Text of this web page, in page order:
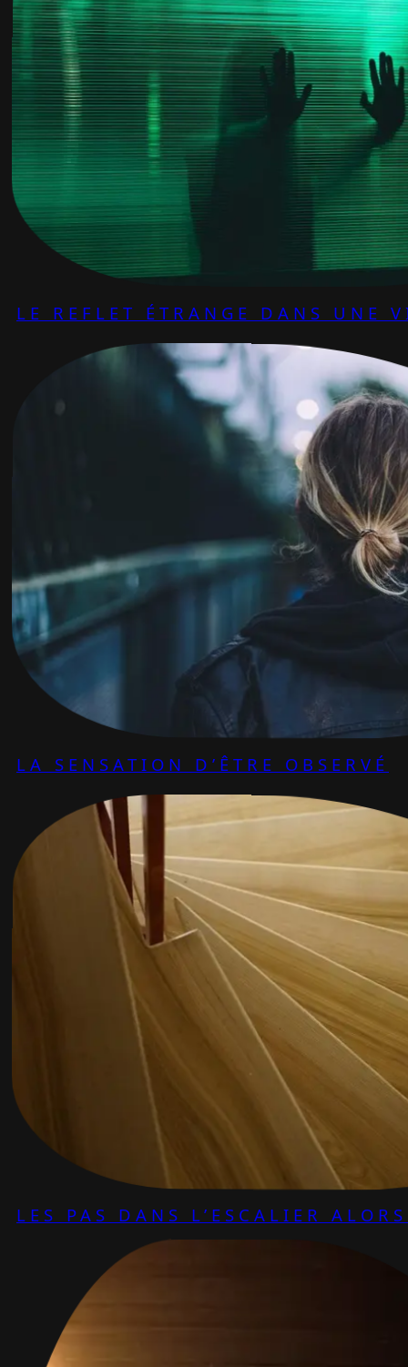
LE REFLET ÉTRANGE DANS UNE
LA SENSATION D’ÊTRE OBSERVÉ
LES PAS DANS L’ESCALIER